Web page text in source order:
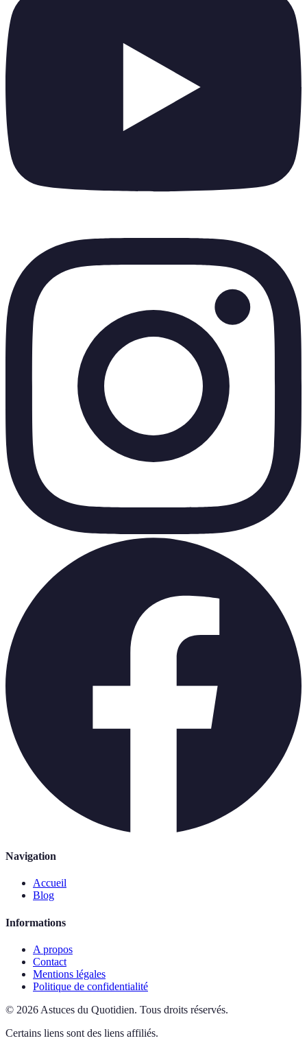
Navigation
Accueil
Blog
Informations
A propos
Contact
Mentions légales
Politique de confidentialité
© 2026 Astuces du Quotidien. Tous droits réservés.
Certains liens sont des liens affiliés.